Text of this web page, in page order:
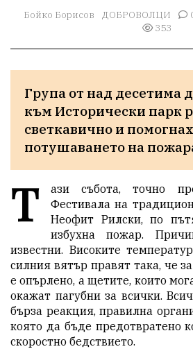
Бойко Борисов ДОБРОВОЛЦИ
353
Група от над десетима
към Исторически парк
светкавично и
потушаването на
Т
ази събота, точно
Фестивала на
Неофит Рилски, по
избухна пожар.
известни. Високите
силния вятър правят така, че
е опърлено, а щетите, които
окажат пагубни за всички.
бърза реакция, правилна
която да бъде предотвратено
скоростно бедствието.